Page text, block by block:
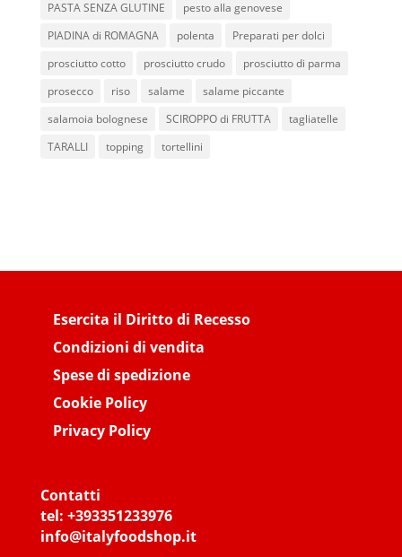
PASTA SENZA GLUTINE
pesto alla genovese
PIADINA di ROMAGNA
polenta
Preparati per dolci
prosciutto cotto
prosciutto crudo
prosciutto di parma
prosecco
riso salame
salame piccante
salamoia bolognese
SCIROPPO di FRUTTA
tagliatelle
TARALLI
topping tortellini
Esercita il Diritto di Recesso
Condizioni di vendita
Spese di spedizione
Cookie Policy
Privacy Policy
Contatti
tel: +393351233976
info@italyfoodshop.it